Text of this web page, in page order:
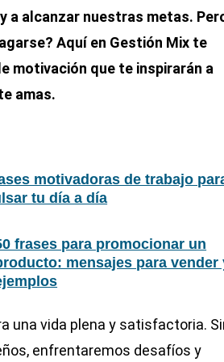
a alcanzar nuestras metas.
Aquí en Gestión Mix te
motivación que te inspirarán a
amas.
motivadoras de trabajo
tu día a día
frases para promocionar un
mensajes para vender
una vida plena y satisfactoria.
enfrentaremos desafíos y